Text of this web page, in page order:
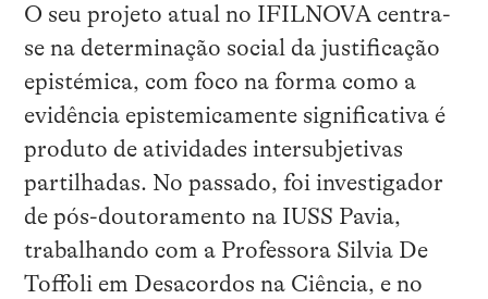
O seu projeto atual no IFILNOVA centra-
se na determinação social da justificação
epistémica, com foco na forma como a
evidência epistemicamente significativa é
produto de atividades intersubjetivas
partilhadas. No passado, foi investigador
de pós-doutoramento na IUSS Pavia,
trabalhando com a Professora Silvia De
Toffoli em Desacordos na Ciência, e no